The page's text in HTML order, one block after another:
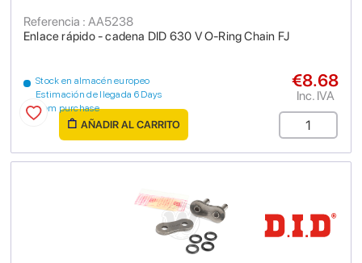
Enlace rápido - cadena DID 630 V O-Ring Chain FJ
Referencia : AA5238
Stock en almacén europeo
Estimación de llegada 6 Days
from purchase
€8.68
Inc. IVA
AÑADIR AL CARRITO